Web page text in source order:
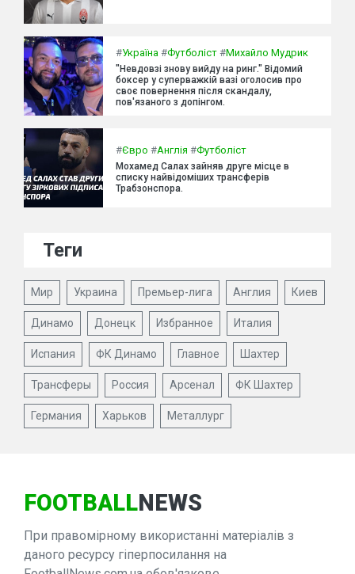
#Україна #Футболіст #Михайло Мудрик
"Невдовзі знову вийду на ринг." Відомий
боксер у суперважкій вазі оголосив про
своє повернення після скандалу,
пов'язаного з допінгом.
#Євро #Англія #Футболіст
Мохамед Салах зайняв друге місце в
списку найвідоміших трансферів
Трабзонспора.
Теги
Мир Украина Премьер-лига Англия Киев
Динамо Донецк Избранное Италия
Испания ФК Динамо Главное Шахтер
Трансферы Россия Арсенал ФК Шахтер
Германия Харьков Металлург
FOOTBALLNEWS
При правомірному використанні матеріалів з
даного ресурсу гіперпосилання на